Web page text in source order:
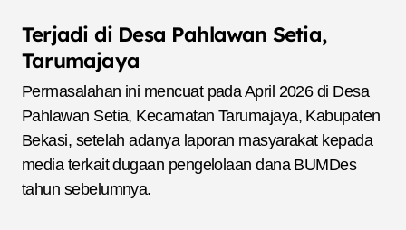
Terjadi di Desa Pahlawan Setia,
Tarumajaya
Permasalahan ini mencuat pada April 2026 di Desa
Pahlawan Setia, Kecamatan Tarumajaya, Kabupaten
Bekasi, setelah adanya laporan masyarakat kepada
media terkait dugaan pengelolaan dana BUMDes
tahun sebelumnya.